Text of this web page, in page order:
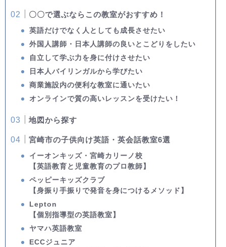
〇〇で選ぶならこの教室がおすすめ！
英語だけでなく人としても成長させたい
外国人講師・日本人講師の良いとこどりをしたい
自立して学ぶ力を身に付けさせたい
日本人バイリンガルから学びたい
商業施設内の便利な教室に通いたい
オンラインで質の高いレッスンを受けたい！
地図から探す
宮崎市の子供向け英語・英会話教室6選
イーオンキッズ・宮崎カリーノ校
【英語教育と児童教育のプロ教師】
ペッピーキッズクラブ
【身振り手振りで発音を身につけるメソッド】
Lepton
【個別指導型の英語教室】
ヤマハ英語教室
ECCジュニア